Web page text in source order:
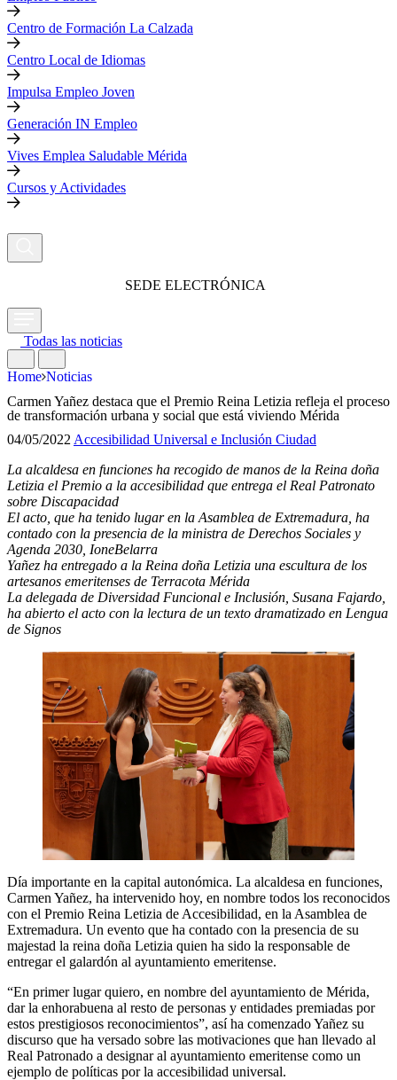
Centro de Formación La Calzada
Centro Local de Idiomas
Impulsa Empleo Joven
Generación IN Empleo
Vives Emplea Saludable Mérida
Cursos y Actividades
SEDE ELECTRÓNICA
Todas las noticias
Home Noticias
Carmen Yañez destaca que el Premio Reina Letizia refleja el proceso
de transformación urbana y social que está viviendo Mérida
04/05/2022Accesibilidad Universal e Inclusión Ciudad
La alcaldesa en funciones ha recogido de manos de la Reina doña
Letizia el Premio a la accesibilidad que entrega el Real Patronato
sobre Discapacidad
El acto, que ha tenido lugar en la Asamblea de Extremadura, ha
contado con la presencia de la ministra de Derechos Sociales y
Agenda 2030, IoneBelarra
Yañez ha entregado a la Reina doña Letizia una escultura de los
artesanos emeritenses de Terracota Mérida
La delegada de Diversidad Funcional e Inclusión, Susana Fajardo,
ha abierto el acto con la lectura de un texto dramatizado en Lengua
de Signos
Día importante en la capital autonómica. La alcaldesa en funciones,
Carmen Yañez, ha intervenido hoy, en nombre todos los reconocidos
con el Premio Reina Letizia de Accesibilidad, en la Asamblea de
Extremadura. Un evento que ha contado con la presencia de su
majestad la reina doña Letizia quien ha sido la responsable de
entregar el galardón al ayuntamiento emeritense.
“En primer lugar quiero, en nombre del ayuntamiento de Mérida,
dar la enhorabuena al resto de personas y entidades premiadas por
estos prestigiosos reconocimientos”, así ha comenzado Yañez su
discurso que ha versado sobre las motivaciones que han llevado al
Real Patronado a designar al ayuntamiento emeritense como un
ejemplo de políticas por la accesibilidad universal.